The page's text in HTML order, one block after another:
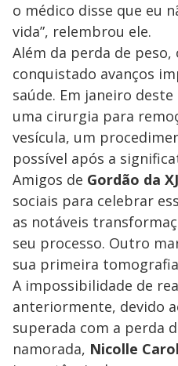
o médico disse que eu
vida”, relembrou ele.
Além da perda de
conquistado avanços
saúde. Em janeiro
uma cirurgia para
vesícula, um
possível após a
Amigos de Gordão da XJ
sociais para celebrar
as notáveis
seu processo. Outro
sua primeira
A impossibilidade de
anteriormente, devido
superada com a perda
namorada, Nicolle